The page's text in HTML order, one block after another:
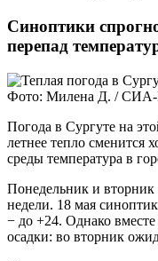
Синоптики
перепад
Фото: Милена Д. /
Погода в Сургуте на
летнее тепло сменится
среды температура в
Понедельник и
недели. 18 мая
− до +24. Однако
осадки: во вторник